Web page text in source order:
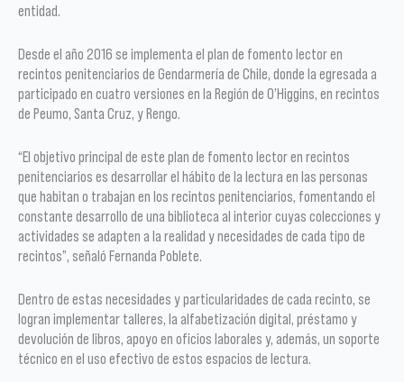
entidad.
Desde el año 2016 se implementa el plan de fomento lector en
recintos penitenciarios de Gendarmería de Chile, donde la egresada a
participado en cuatro versiones en la Región de O’Higgins, en recintos
de Peumo, Santa Cruz, y Rengo.
“El objetivo principal de este plan de fomento lector en recintos
penitenciarios es desarrollar el hábito de la lectura en las personas
que habitan o trabajan en los recintos penitenciarios, fomentando el
constante desarrollo de una biblioteca al interior cuyas colecciones y
actividades se adapten a la realidad y necesidades de cada tipo de
recintos”, señaló Fernanda Poblete.
Dentro de estas necesidades y particularidades de cada recinto, se
logran implementar talleres, la alfabetización digital, préstamo y
devolución de libros, apoyo en oficios laborales y, además, un soporte
técnico en el uso efectivo de estos espacios de lectura.